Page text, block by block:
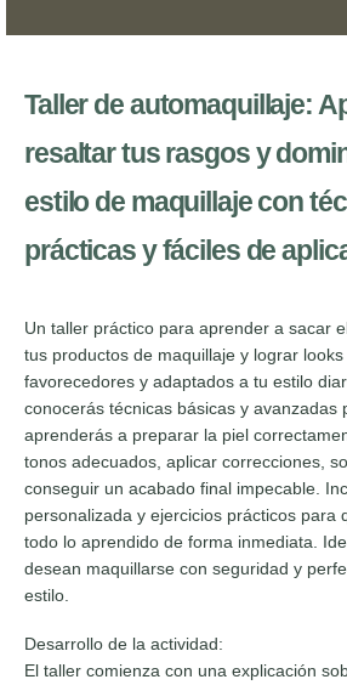
Taller de automaquillaje:
resaltar tus rasgos y
estilo de maquillaje con
prácticas y fáciles de
Un taller práctico para aprender a sacar
tus productos de maquillaje y lograr looks
favorecedores y adaptados a tu estilo
conocerás técnicas básicas y avanzadas
aprenderás a preparar la piel
tonos adecuados, aplicar correcciones,
conseguir un acabado final impecable.
personalizada y ejercicios prácticos para
todo lo aprendido de forma inmediata.
desean maquillarse con seguridad y
estilo.
Desarrollo de la actividad:
El taller comienza con una explicación